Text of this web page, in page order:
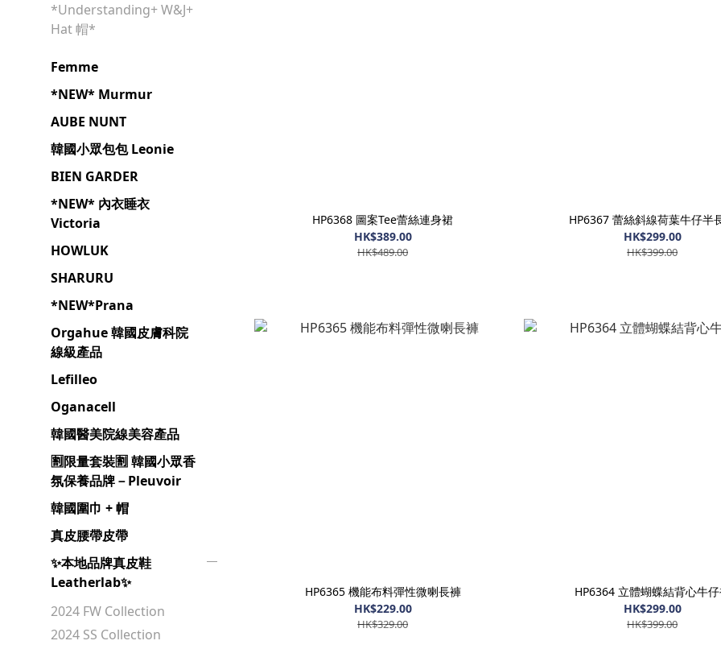
*Understanding+ W&J+
Hat 帽*
Femme
*NEW* Murmur
AUBE NUNT
韓國小眾包包 Leonie
BIEN GARDER
*NEW* 內衣睡衣
Victoria
HOWLUK
SHARURU
*NEW*Prana
Orgahue 韓國皮膚科院
線級產品
Lefilleo
Oganacell
韓國醫美院線美容產品
🈹️限量套裝🈹️ 韓國小眾香
氛保養品牌－Pleuvoir
韓國圍巾 + 帽
真皮腰帶皮帶
✨本地品牌真皮鞋
Leatherlab✨
2024 FW Collection
2024 SS Collection
HP6368 圖案Tee蕾絲連身裙
HK$389.00
HK$489.00
HP6367 蕾絲斜線荷葉牛仔半
HK$299.00
HK$399.00
HP6365 機能布料彈性微喇長褲
HK$229.00
HK$329.00
HP6364 立體蝴蝶結背心牛
HK$299.00
HK$399.00